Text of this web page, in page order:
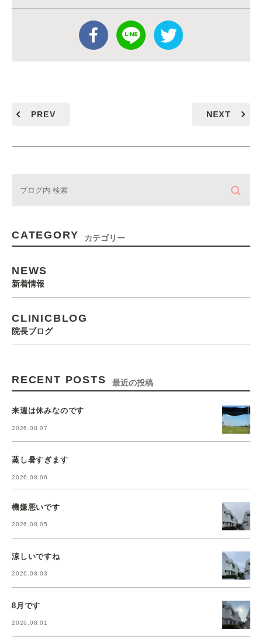
PREV NEXT
CATEGORY カテゴリー
NEWS
新着情報
CLINICBLOG
院長ブログ
RECENT POSTS 最近の投稿
来週は休みなのです
2026.08.07
蒸し暑すぎます
2026.08.06
機嫌悪いです
2026.08.05
涼しいですね
2026.08.03
8月です
2026.08.01